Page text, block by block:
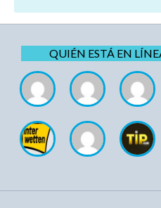
QUIÉN ESTÁ EN